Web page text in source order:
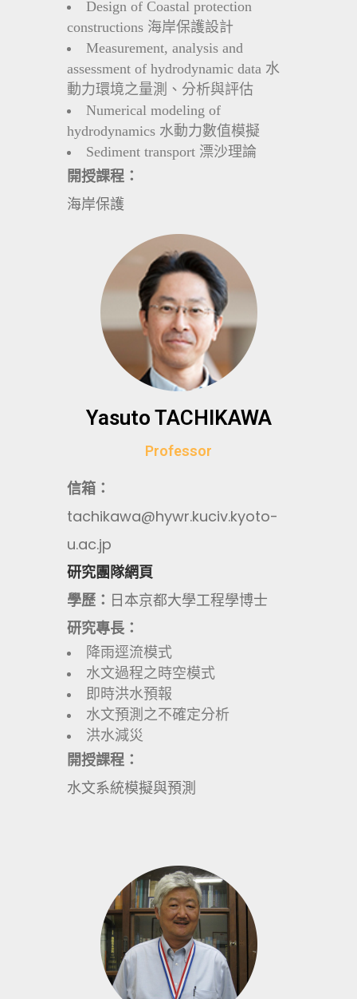
Design of Coastal protection
constructions 海岸保護設計
Measurement, analysis and
assessment of hydrodynamic data 水
動力環境之量測、分析與評估
Numerical modeling of
hydrodynamics 水動力數值模擬
Sediment transport 漂沙理論
開授課程：
海岸保護
Yasuto TACHIKAWA
Professor
信箱：
tachikawa@hywr.kuciv.kyoto-
u.ac.jp
研究團隊網頁
學歷： 日本京都大學工程學博士
研究專長：
降雨逕流模式
水文過程之時空模式
即時洪水預報
水文預測之不確定分析
洪水減災
開授課程：
水文系統模擬與預測